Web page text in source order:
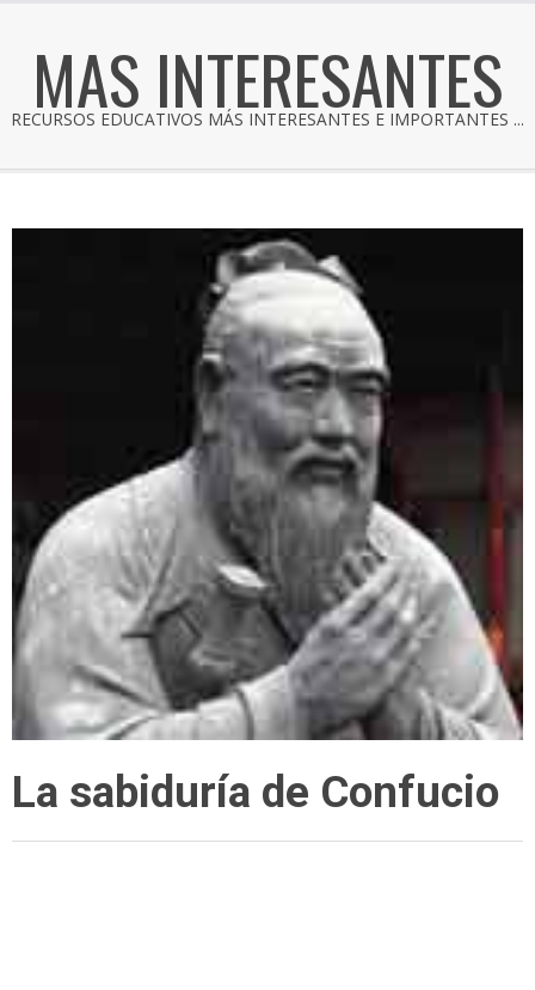
MAS INTERESANTES
RECURSOS EDUCATIVOS MÁS INTERESANTES E IMPORTANTES ...
La sabiduría de Confucio